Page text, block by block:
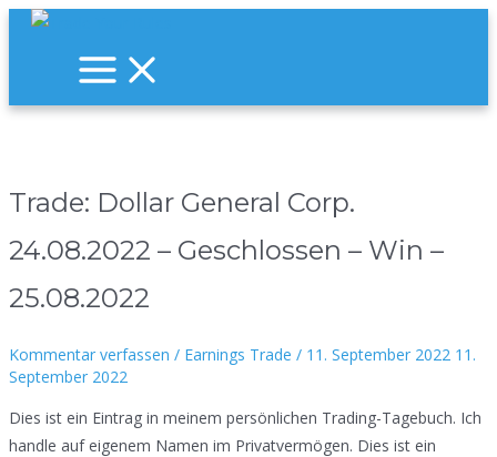
Zum
Main
Menu
Trade: Dollar General Corp.
24.08.2022 – Geschlossen – Win –
25.08.2022
Kommentar verfassen / Earnings Trade / 11. September 2022 11.
September 2022
Dies ist ein Eintrag in meinem persönlichen Trading-Tagebuch. Ich
handle auf eigenem Namen im Privatvermögen. Dies ist ein